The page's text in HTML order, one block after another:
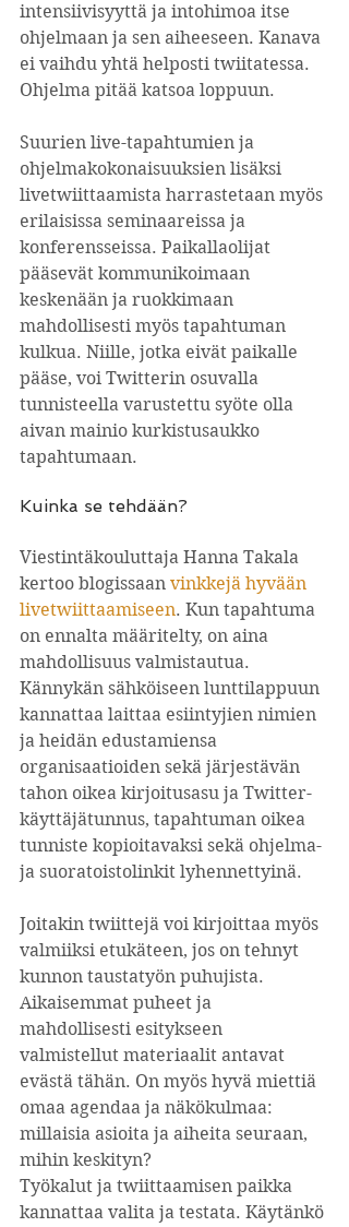
intensiivisyyttä ja intohimoa itse
ohjelmaan ja sen aiheeseen. Kanava
ei vaihdu yhtä helposti twiitatessa.
Ohjelma pitää katsoa loppuun.
Suurien live-tapahtumien ja
ohjelmakokonaisuuksien lisäksi
livetwiittaamista harrastetaan myös
erilaisissa seminaareissa ja
konferensseissa. Paikallaolijat
pääsevät kommunikoimaan
keskenään ja ruokkimaan
mahdollisesti myös tapahtuman
kulkua. Niille, jotka eivät paikalle
pääse, voi Twitterin osuvalla
tunnisteella varustettu syöte olla
aivan mainio kurkistusaukko
tapahtumaan.
Kuinka se tehdään?
Viestintäkouluttaja Hanna Takala
kertoo blogissaan vinkkejä hyvään
livetwiittaamiseen. Kun tapahtuma
on ennalta määritelty, on aina
mahdollisuus valmistautua.
Kännykän sähköiseen lunttilappuun
kannattaa laittaa esiintyjien nimien
ja heidän edustamiensa
organisaatioiden sekä järjestävän
tahon oikea kirjoitusasu ja Twitter-
käyttäjätunnus, tapahtuman oikea
tunniste kopioitavaksi sekä ohjelma-
ja suoratoistolinkit lyhennettyinä.
Joitakin twiittejä voi kirjoittaa myös
valmiiksi etukäteen, jos on tehnyt
kunnon taustatyön puhujista.
Aikaisemmat puheet ja
mahdollisesti esitykseen
valmistellut materiaalit antavat
evästä tähän. On myös hyvä miettiä
omaa agendaa ja näkökulmaa:
millaisia asioita ja aiheita seuraan,
mihin keskityn?
Työkalut ja twiittaamisen paikka
kannattaa valita ja testata. Käytänkö